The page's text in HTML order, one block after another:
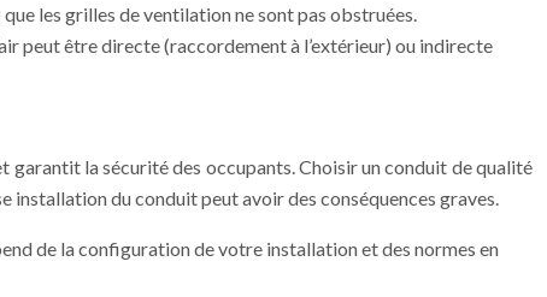
les grilles de ventilation ne sont pas obstruées.
peut être directe (raccordement à l’extérieur) ou indirecte
garantit la sécurité des occupants. Choisir un conduit de qualité
installation du conduit peut avoir des conséquences graves.
de la configuration de votre installation et des normes en